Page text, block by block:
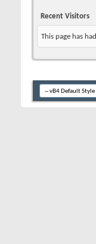
Recent Visitors
This page has had